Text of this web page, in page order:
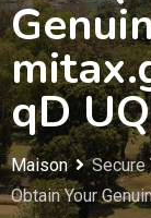
qD UQ
Maison
Secure
Obtain Your